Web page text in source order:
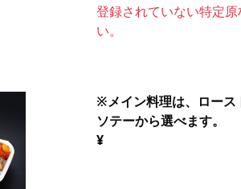
登録されていない特定
い。
※メイン料理は、ロース
ソテーから選べます。
¥